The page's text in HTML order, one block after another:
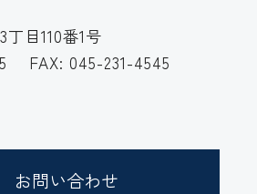
目110番1号
FAX: 045-231-4545
お問い合わせ